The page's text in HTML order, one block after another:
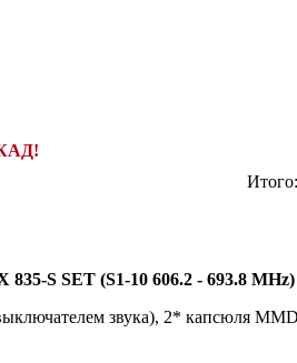
Итого:
835-S SET (S1-10 606.2 - 693.8 MHz)
звука), 2* капсюля